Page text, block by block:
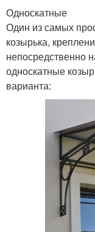
Односкатные
Один из самых
козырька,
непосредственно
односкатные
варианта: